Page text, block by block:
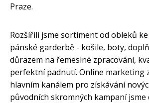
Praze.
Rozšířili jsme sortiment od obleků
pánské garderbě - košile, boty,
důrazem na řemeslné zpracování,
perfektní padnutí. Online marketing
hlavním kanálem pro získávání
původních skromných kampaní jsme